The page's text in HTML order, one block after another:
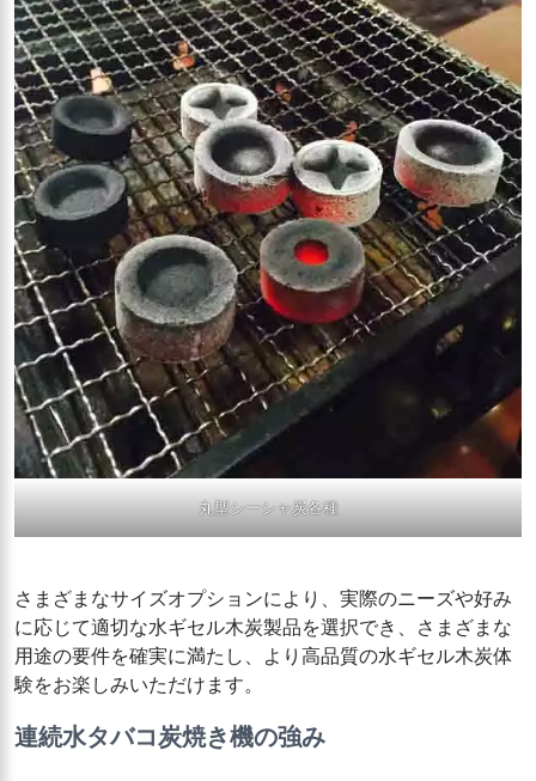
丸型シーシャ炭各種
さまざまなサイズオプションにより、実際のニーズや好み
に応じて適切な水ギセル木炭製品を選択でき、さまざまな
用途の要件を確実に満たし、より高品質の水ギセル木炭体
験をお楽しみいただけます。
連続水タバコ炭焼き機の強み